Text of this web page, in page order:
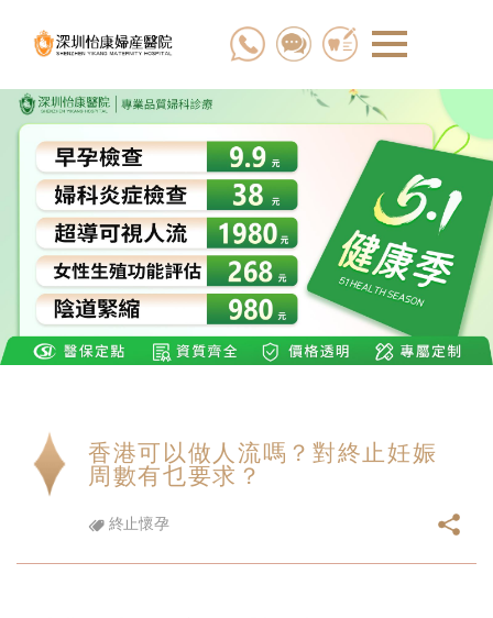
香港可以做人流嗎？對終止妊娠
周數有乜要求？
終止懷孕